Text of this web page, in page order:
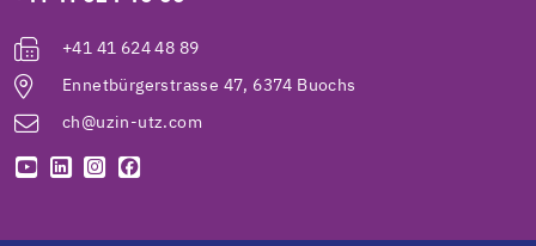
+41 41 624 48 89
Ennetbürgerstrasse 47, 6374 Buochs
ch@uzin-utz.com